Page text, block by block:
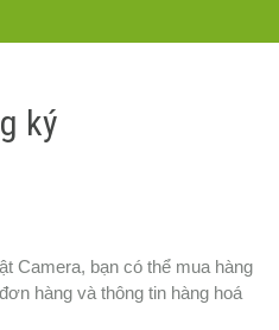
ký
Camera, bạn có thể mua hàng
hàng và thông tin hàng hoá